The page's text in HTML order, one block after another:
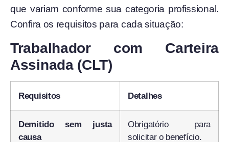
que variam conforme sua categoria profissional.
Confira os requisitos para cada situação:
Trabalhador com Carteira
Assinada (CLT)
Requisitos Detalhes
Demitido sem justa
causa
Obrigatório para
solicitar o benefício.